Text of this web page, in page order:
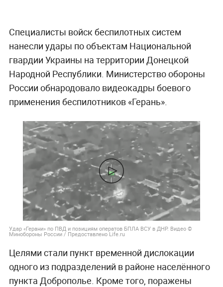
Специалисты войск беспилотных систем
нанесли удары по объектам Национальной
гвардии Украины на территории Донецкой
Народной Республики. Министерство обороны
России обнародовало видеокадры боевого
применения беспилотников «Герань».
Удар «Герани» по ПВД и позициям оператов БПЛА ВСУ в ДНР. Видео ©
Минобороны России / Предоставлено Life.ru
Целями стали пункт временной дислокации
одного из подразделений в районе населённого
пункта Доброполье. Кроме того, поражены